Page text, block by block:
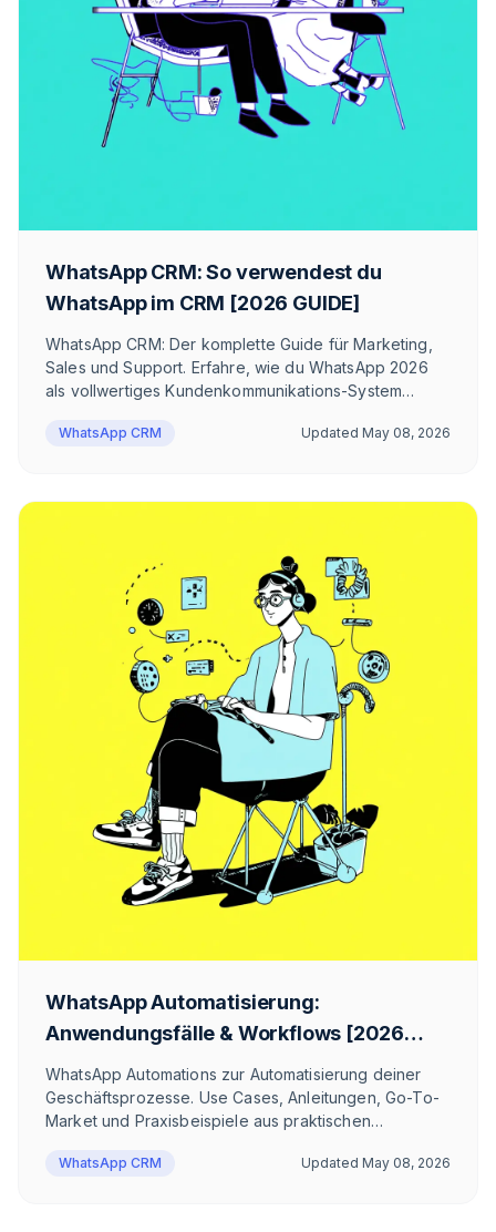
WhatsApp CRM: So verwendest du
WhatsApp im CRM [2026 GUIDE]
WhatsApp CRM: Der komplette Guide für Marketing,
Sales und Support. Erfahre, wie du WhatsApp 2026
als vollwertiges Kundenkommunikations-System
und einer Checkliste zur Anbieter-Auswahl.
WhatsApp CRM Updated May 08, 2026
WhatsApp Automatisierung:
Anwendungsfälle & Workflows [2026
Guide]
WhatsApp Automations zur Automatisierung deiner
Geschäftsprozesse. Use Cases, Anleitungen, Go-To-
Market und Praxisbeispiele aus praktischen
und KI Chatbots als WhatsApp Automatisierungen.
WhatsApp CRM Updated May 08, 2026